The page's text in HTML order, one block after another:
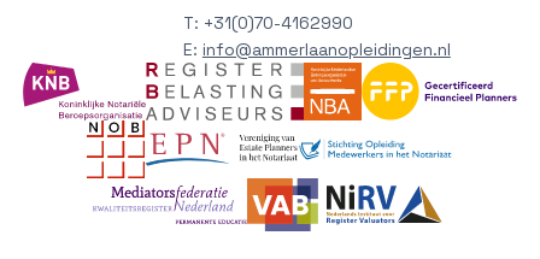
T: +31(0)70-4162990
E: info@ammerlaanopleidingen.nl